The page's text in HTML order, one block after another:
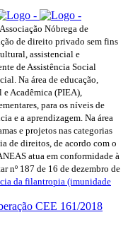
Nóbrega de
de direito privado sem fins
assistencial e
de Assistência Social
Na área de educação,
Acadêmica (PIEA),
para os níveis de
e a aprendizagem. Na área
e projetos nas categorias
de direitos, de acordo com o
atua em conformidade à
nº 187 de 16 de dezembro de
da filantropia (imunidade
CEE 161/2018